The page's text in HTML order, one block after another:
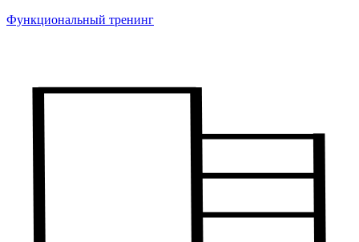
Функциональный тренинг